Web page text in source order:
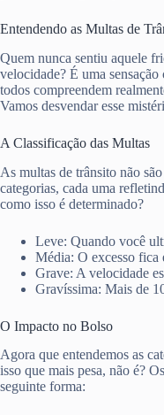
Entendendo as Multas de
Quem nunca sentiu aquele
velocidade? É uma
todos compreendem
Vamos desvendar esse
A Classificação das Multas
As multas de trânsito não
categorias, cada uma
como isso é determinado?
Leve: Quando você
Média: O excesso fica
Grave: A velocidade
Gravíssima: Mais de
O Impacto no Bolso
Agora que entendemos as
isso que mais pesa, não é?
seguinte forma: